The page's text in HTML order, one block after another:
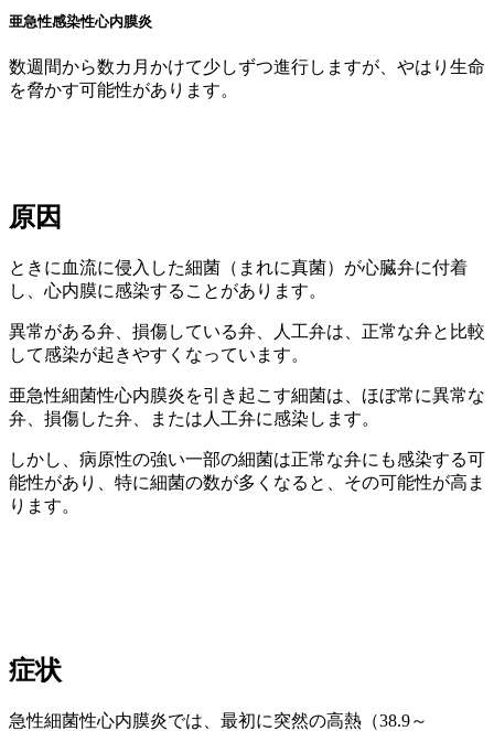
亜急性感染性心内膜炎
数週間から数カ月かけて少しずつ進行しますが、やはり生命
を脅かす可能性があります。
原因
ときに血流に侵入した細菌（まれに真菌）が心臓弁に付着
し、心内膜に感染することがあります。
異常がある弁、損傷している弁、人工弁は、正常な弁と比較
して感染が起きやすくなっています。
亜急性細菌性心内膜炎を引き起こす細菌は、ほぼ常に異常な
弁、損傷した弁、または人工弁に感染します。
しかし、病原性の強い一部の細菌は正常な弁にも感染する可
能性があり、特に細菌の数が多くなると、その可能性が高ま
ります。
症状
急性細菌性心内膜炎では、最初に突然の高熱（38.9～